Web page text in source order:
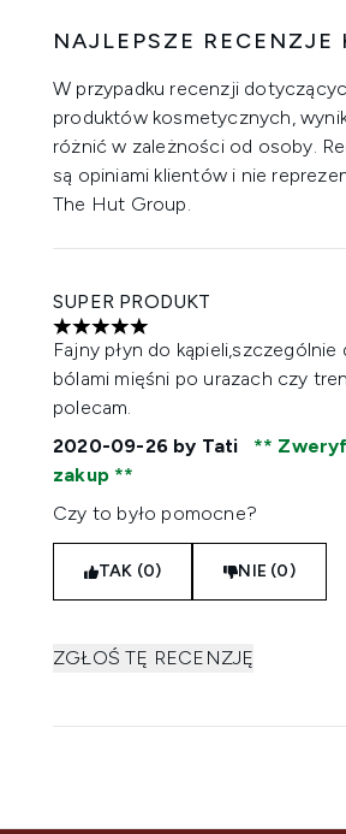
NAJLEPSZE RECENZJE
W przypadku recenzji
produktów kosmetycznych,
różnić w zależności od osoby.
są opiniami klientów i nie
The Hut Group.
SUPER PRODUKT
5 gwiazdek na maksymalnie 5
Fajny płyn do kąpieli,szczególnie
bólami mięśni po urazach czy
polecam.
2020-09-26 by Tati
zakup
Czy to było pomocne?
TAK (0) NIE (0)
ZGŁOŚ TĘ RECENZJĘ